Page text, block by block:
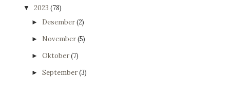
▼ 2023 (78)
► Desember(2)
► November(5)
► Oktober(7)
► September(3)